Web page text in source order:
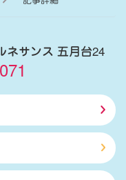
ネサンス 五月台24